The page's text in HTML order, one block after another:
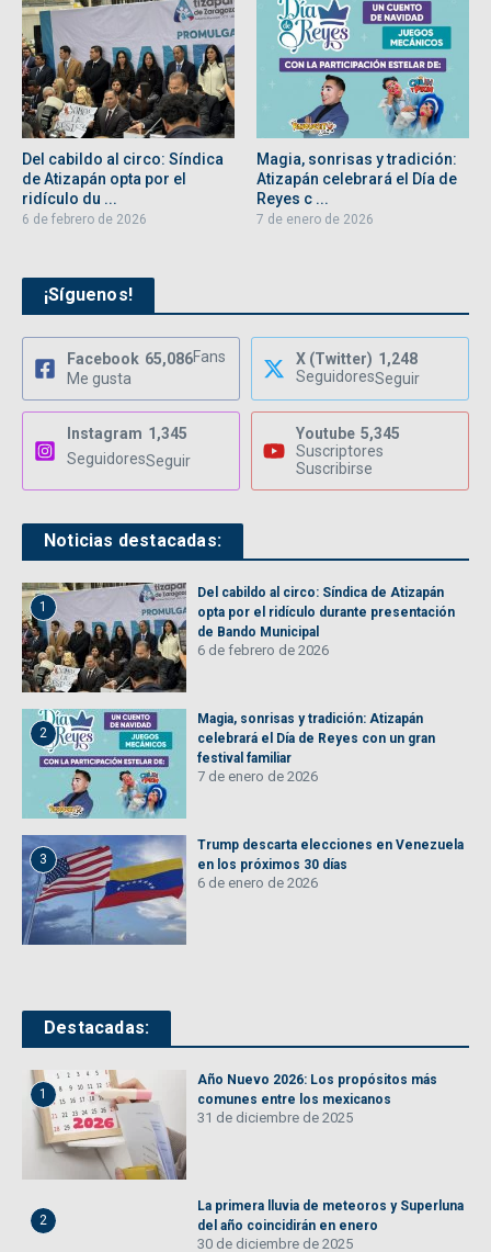
Del cabildo al circo: Síndica
de Atizapán opta por el
ridículo du ...
6 de febrero de 2026
Magia, sonrisas y tradición:
Atizapán celebrará el Día de
Reyes c ...
7 de enero de 2026
¡Síguenos!
Facebook 65,086Fans
Me gusta
X (Twitter) 1,248
SeguidoresSeguir
Instagram 1,345
SeguidoresSeguir
Youtube 5,345
Suscriptores
Suscribirse
Noticias destacadas:
1
Del cabildo al circo: Síndica de Atizapán
opta por el ridículo durante presentación
de Bando Municipal
6 de febrero de 2026
2
Magia, sonrisas y tradición: Atizapán
celebrará el Día de Reyes con un gran
festival familiar
7 de enero de 2026
3
Trump descarta elecciones en Venezuela
en los próximos 30 días
6 de enero de 2026
Destacadas:
1
Año Nuevo 2026: Los propósitos más
comunes entre los mexicanos
31 de diciembre de 2025
2
La primera lluvia de meteoros y Superluna
del año coincidirán en enero
30 de diciembre de 2025